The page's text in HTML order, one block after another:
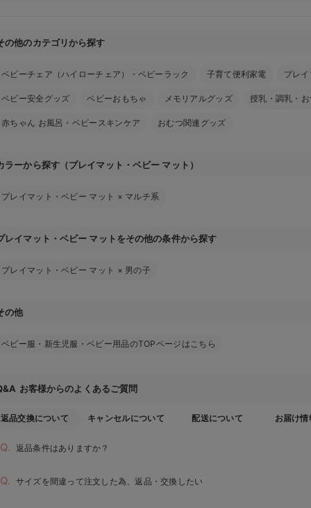
の他のカテゴリから探す
ベビーチェア（ハイローチェア）・ベビーラック 子育て便利家電 プレ
ベビー安全グッズ ベビーおもちゃ メモリアルグッズ 授乳・調乳・
赤ちゃん お風呂・ベビースキンケア おむつ関連グッズ
ラーから探す（プレイマット・ベビー マット）
プレイマット・ベビー マット × マルチ系
レイマット・ベビー マットをその他の条件から探す
プレイマット・ベビー マット × 男の子
の他
ベビー服・新生児服・ベビー用品のTOPページはこちら
お客様からのよくあるご質問
返品交換について キャンセルについて 配送について お届け
返品条件はありますか？
サイズを間違って注文した為、返品・交換したい